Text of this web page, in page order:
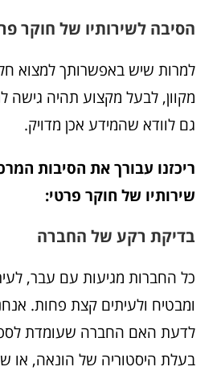
הסיבה לשירותיו של חוקר
למרות שיש באפשרותך למצוא
מקוון, לבעל מקצוע תהיה גישה
גם לוודא שהמידע אכן מדויק.
ריכזנו עבורך את הסיבות
שירותיו של חוקר פרטי:
בדיקת רקע של החברה
כל החברות מגיעות עם עבר,
ומבטיח ולעיתים קצת פחות.
לדעת האם החברה שעומדת
בעלת היסטוריה של הונאה, או של